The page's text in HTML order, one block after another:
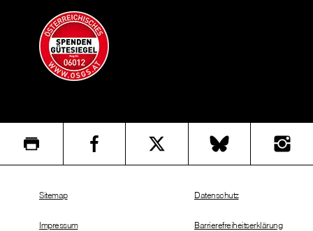
Sitemap
Impressum
Datenschutz
Barrierefreiheitserklärung